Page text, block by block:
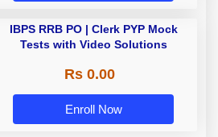
IBPS RRB PO | Clerk PYP Mock
Tests with Video Solutions
Rs 0.00
Enroll Now